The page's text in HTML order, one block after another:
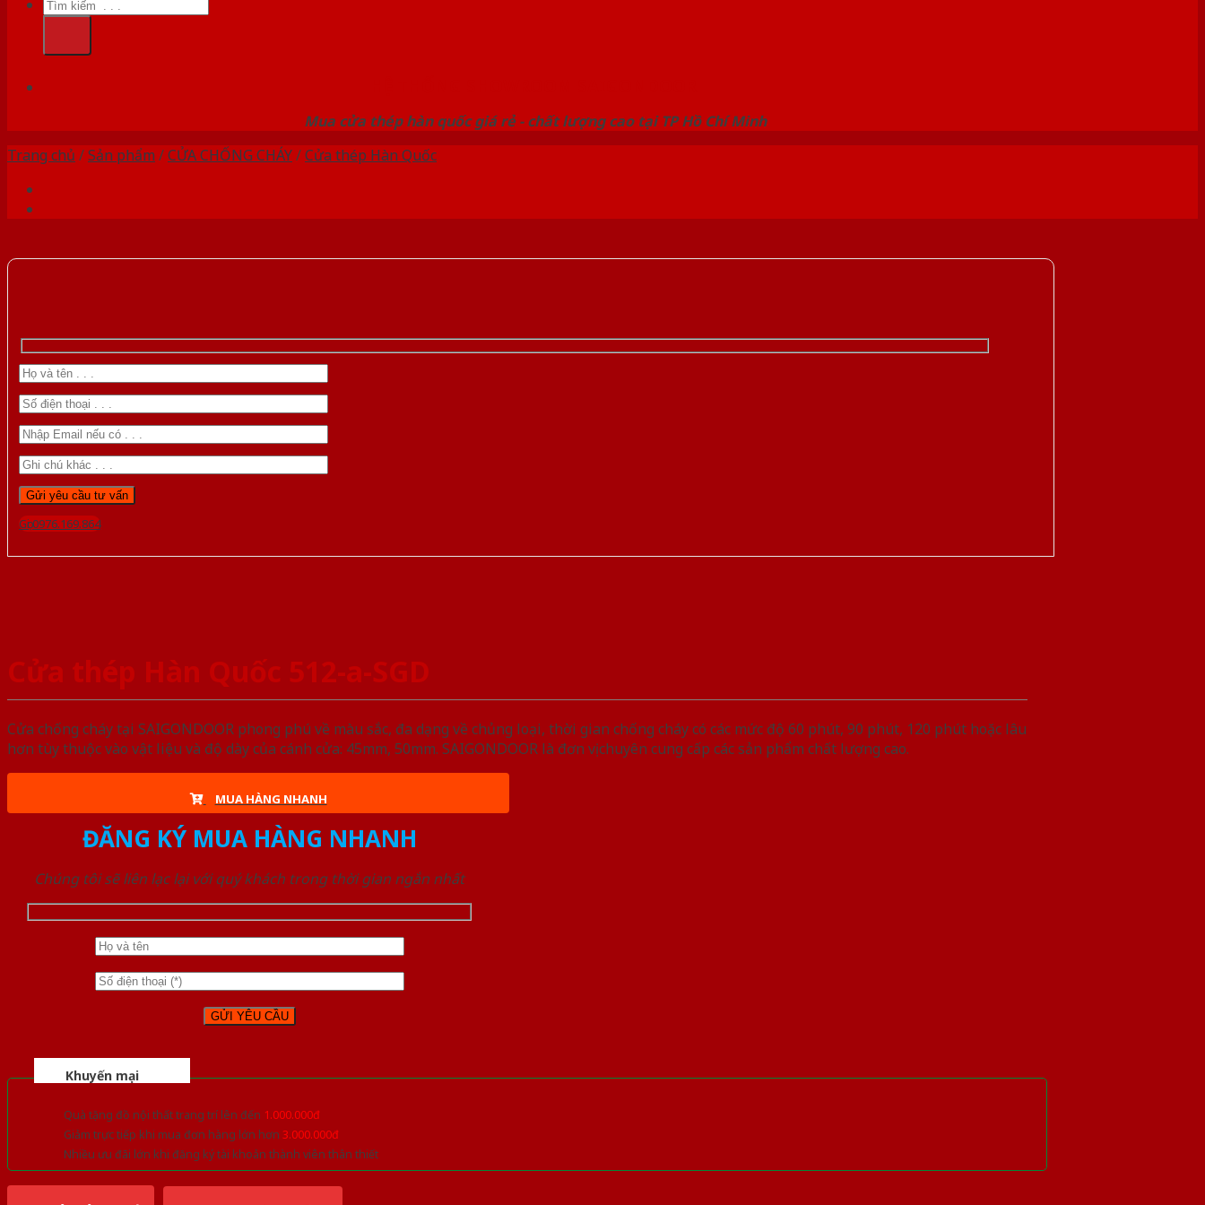
kiếm:
Mua cửa thép hàn quốc giá rẻ - chất lượng cao tại TP Hồ Chí Minh
Trang chủ /Sản phẩm /CỬA CHỐNG CHÁY/Cửa thép Hàn Quốc
Gọi 0976.169.864
Cửa thép Hàn Quốc 512-a-SGD
Cửa chống cháy tại SAIGONDOOR phong phú về màu sắc, đa dạng về chủng loại, thời gian chống cháy có các mức độ 60 phút, 90 phút, 120 phút hoặc lâu
hơn tùy thuộc vào vật liệu và độ dày của cánh cửa: 45mm, 50mm. SAIGONDOOR là đơn vị chuyên cung cấp các sản phẩm chất lượng cao.
MUA HÀNG NHANH
ĐĂNG KÝ MUA HÀNG NHANH
Chúng tôi sẽ liên lạc lại với quý khách trong thời gian ngắn nhất
Khuyến mại
Quà tặng đồ nội thất trang trí lên đến 1.000.000đ
Giảm trực tiếp khi mua đơn hàng lớn hơn 3.000.000đ
Nhiều ưu đãi lớn khi đăng ký tài khoản thành viên thân thiết